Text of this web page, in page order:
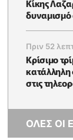
Κίκης
δυναμισμό
Πριν 52
Κρίσιμο
κατάλληλη
στις
ΟΛΕΣ ΟΙ